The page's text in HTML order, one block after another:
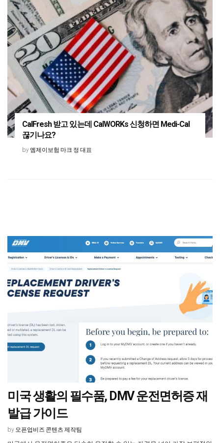
CalFresh 받고 있는데 CalWORKs 신청하면 Medi-Cal
끊기나요?
by엠제이보험 마크 정 대표
미국 생활의 필수품, DMV 운전면허증 재
발급 가이드
by 오픈업비즈 콘텐츠 제작팀